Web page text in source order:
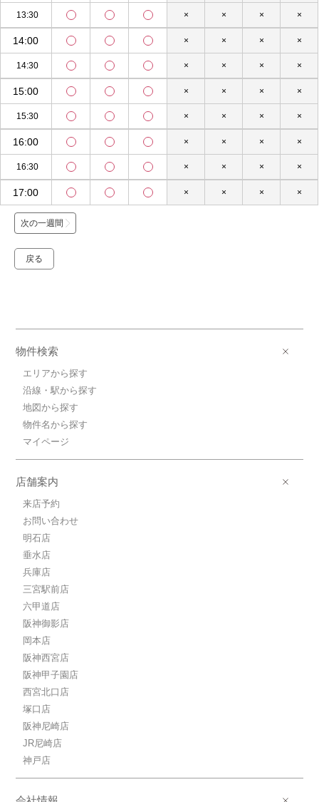
13:30
14:00
14:30
15:00
15:30
16:00
16:30
17:00
×
×
×
×
×
×
×
×
×
×
×
×
×
×
×
×
×
×
×
×
×
×
×
×
×
×
×
×
×
×
×
×
次の一週間
戻る
物件検索
エリアから探す
沿線・駅から探す
地図から探す
物件名から探す
マイページ
店舗案内
来店予約
お問い合わせ
明石店
垂水店
兵庫店
三宮駅前店
六甲道店
阪神御影店
岡本店
阪神西宮店
阪神甲子園店
西宮北口店
塚口店
阪神尼崎店
JR尼崎店
神戸店